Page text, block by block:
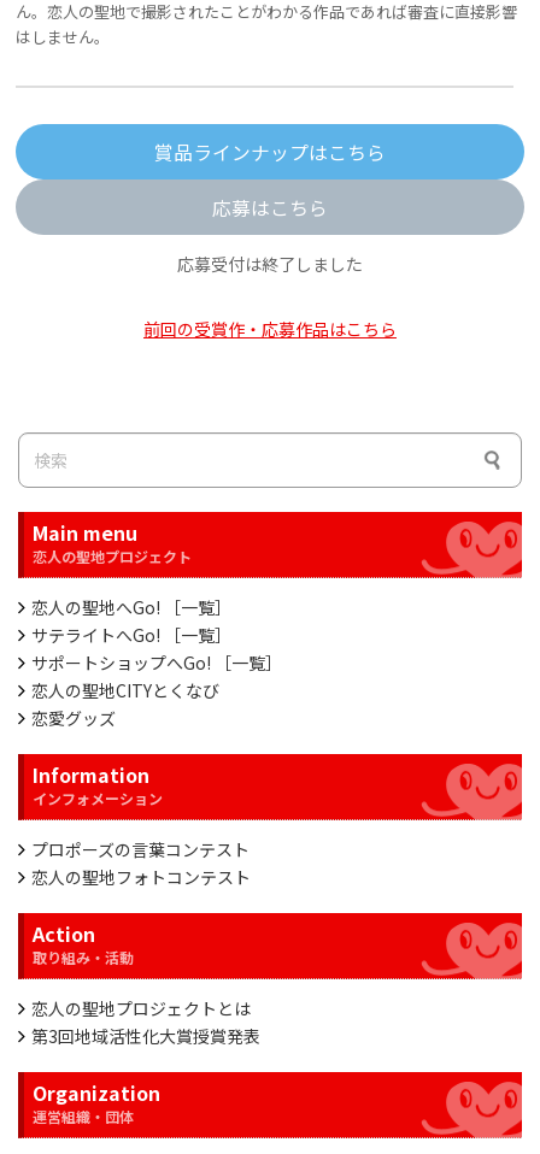
ん。恋人の聖地で撮影されたことがわかる作品であれば審査に直接影響
はしません。
賞品ラインナップはこちら
応募はこちら
応募受付は終了しました
前回の受賞作・応募作品はこちら
Main menu
恋人の聖地へGo! ［一覧］
サテライトへGo! ［一覧］
サポートショップへGo! ［一覧］
恋人の聖地CITYとくなび
恋愛グッズ
Information
プロポーズの言葉コンテスト
恋人の聖地フォトコンテスト
Action
恋人の聖地プロジェクトとは
第3回地域活性化大賞授賞発表
Organization